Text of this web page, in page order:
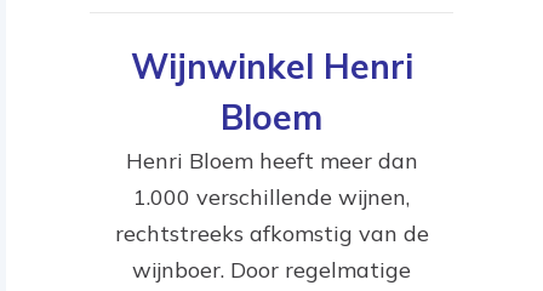
Wijnwinkel Henri
Bloem
Henri Bloem heeft meer dan
1.000 verschillende wijnen,
rechtstreeks afkomstig van de
wijnboer. Door regelmatige